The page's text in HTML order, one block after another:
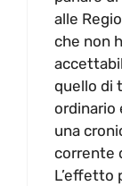
alle
che non
quello di
ordinario
una
corrente
L’effetto